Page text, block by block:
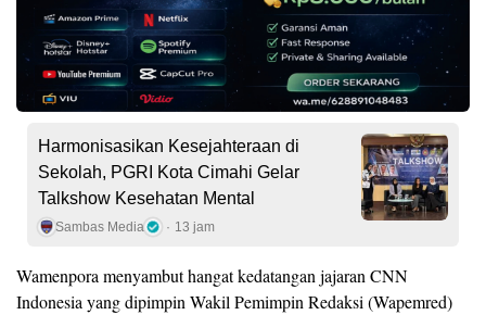
Harmonisasikan Kesejahteraan di
Sekolah, PGRI Kota Cimahi Gelar
Talkshow Kesehatan Mental
Sambas Media 13 jam
Wamenpora menyambut hangat kedatangan jajaran CNN
Indonesia yang dipimpin Wakil Pemimpin Redaksi (Wapemred)